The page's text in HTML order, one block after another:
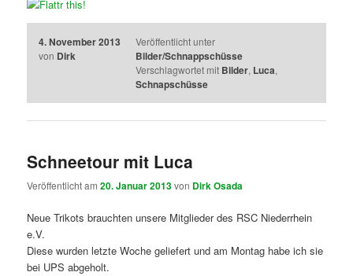
4. November 2013
von Dirk
Veröffentlicht unter
Bilder/Schnappschüsse
Verschlagwortet mit Bilder, Luca,
Schnapschüsse
Schneetour mit Luca
Veröffentlicht am20. Januar 2013von Dirk Osada
Neue Trikots brauchten unsere Mitglieder des RSC Niederrhein
e.V.
Diese wurden letzte Woche geliefert und am Montag habe ich sie
bei UPS abgeholt.